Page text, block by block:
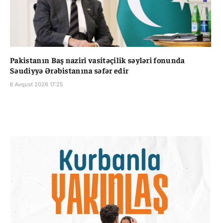
Pakistanın Baş naziri vasitəçilik səyləri fonunda
Səudiyyə Ərəbistanına səfər edir
6 Avqust 2026 17:25